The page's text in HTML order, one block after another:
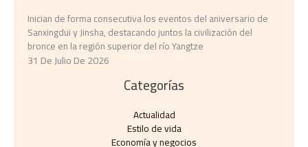
Inician de forma consecutiva los eventos del aniversario de
Sanxingdui y Jinsha, destacando juntos la civilización del
bronce en la región superior del río Yangtze
31 De Julio De 2026
Categorías
Actualidad
Estilo de vida
Economía y negocios​